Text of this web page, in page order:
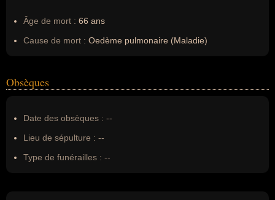
Âge de mort : 66 ans
Cause de mort : Oedème pulmonaire (Maladie)
Obsèques
Date des obsèques : --
Lieu de sépulture : --
Type de funérailles : --